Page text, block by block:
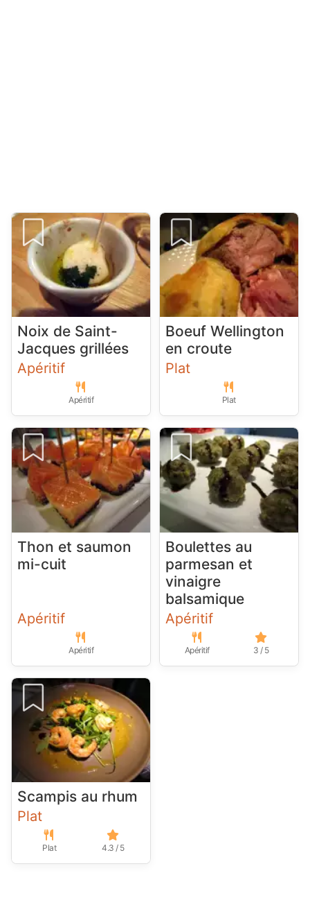
Noix de Saint-
Jacques grillées
Apéritif
Apéritif
Boeuf Wellington
en croute
Plat
Plat
Thon et saumon
mi-cuit
Apéritif
Apéritif
Boulettes au
parmesan et
vinaigre
balsamique
Apéritif
Apéritif 3 / 5
Scampis au rhum
Plat
Plat 4.3 / 5